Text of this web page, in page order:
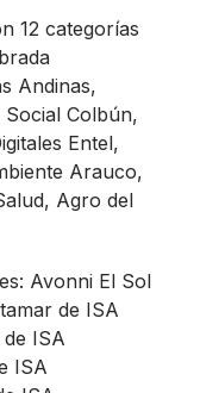
12 categorías
Andinas,
Colbún,
Entel,
Arauco,
Agro del
Avonni El Sol
de ISA
ISA
ISA